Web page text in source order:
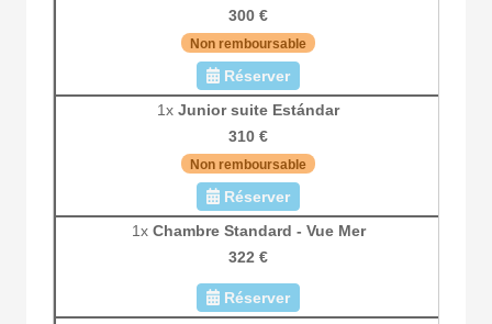
300 €
Non remboursable
Réserver
1x Junior suite Estándar
310 €
Non remboursable
Réserver
1x Chambre Standard - Vue Mer
322 €
Réserver